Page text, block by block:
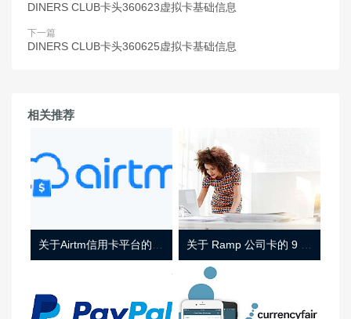
DINERS CLUB卡头360623虚拟卡基础信息
下一篇
DINERS CLUB卡头360625虚拟卡基础信息
相关推荐